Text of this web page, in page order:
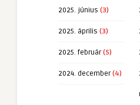
2025. június (3)
2025. április (3)
2025. február(5)
2024. december(4)